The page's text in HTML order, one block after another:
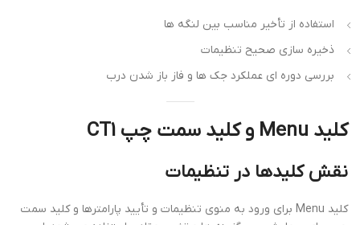
استفاده از تأخیر مناسب بین لنگه ها
ذخیره سازی صحیح تنظیمات
بررسی دوره ای عملکرد جک ها و فاز باز شدن درب
کلید Menu و کلید سمت چپ CT1
نقش کلیدها در تنظیمات
کلید Menu برای ورود به منوی تنظیمات و تأیید پارامترها و کلید سمت